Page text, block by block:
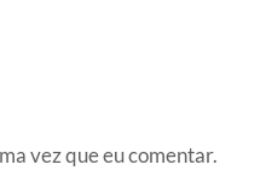
vez que eu comentar.